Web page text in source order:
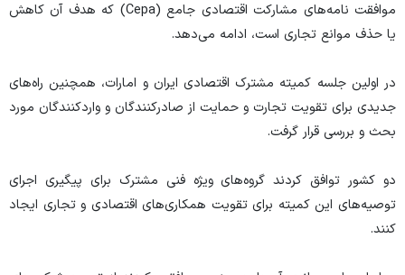
موافقت نامه‌های مشارکت اقتصادی جامع (Cepa) که هدف آن کاهش
یا حذف موانع تجاری است، ادامه می‌دهد.
در اولین جلسه کمیته مشترک اقتصادی ایران و امارات، همچنین راه‌های
جدیدی برای تقویت تجارت و حمایت از صادرکنندگان و واردکنندگان مورد
بحث و بررسی قرار گرفت.
دو کشور توافق کردند گروه‌های ویژه فنی مشترک برای پیگیری اجرای
توصیه‌های این کمیته برای تقویت همکاری‌های اقتصادی و تجاری ایجاد
کنند.